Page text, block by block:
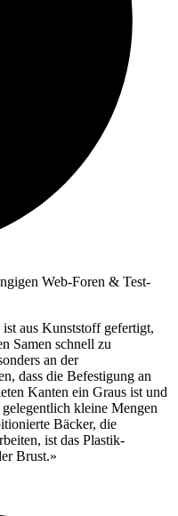
Web-Foren & Test-
aus Kunststoff gefertigt,
Samen schnell zu
an der
dass die Befestigung an
Kanten ein Graus ist und
kleine Mengen
Bäcker, die
ist das Plastik-
Brust.»